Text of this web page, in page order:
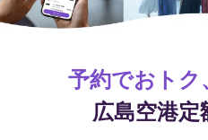
よくある質問
をお知らせいたします
予約でおトク
広島空港